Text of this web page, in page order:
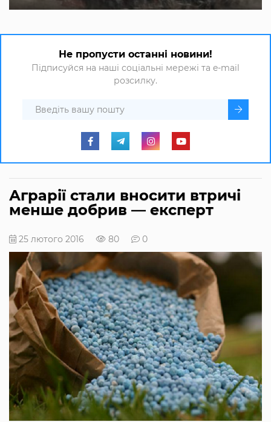
Не пропусти останні новини!
Підписуйся на наші соціальні мережі та e-mail
розсилку.
Аграрії стали вносити втричі
менше добрив — експерт
25 лютого 2016 80 0